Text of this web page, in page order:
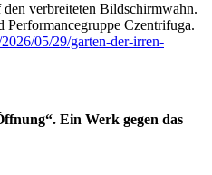
den verbreiteten Bildschirmwahn.
Czentrifuga.
05/29/garten-der-irren-
Ein Werk gegen das